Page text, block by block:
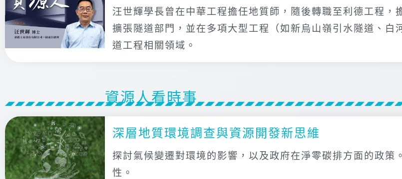
汪世輝學長曾在中華工程擔任地質師，隨後轉職至利德工程
擴張隧道部門，並在多項大型工程（如新烏山嶺引水隧道、
道工程相關領域。
資源人看時事
深層地質環境調查與資源開發新思維
探討氣候變遷對環境的影響，以及政府在淨零碳排方面的政
性。